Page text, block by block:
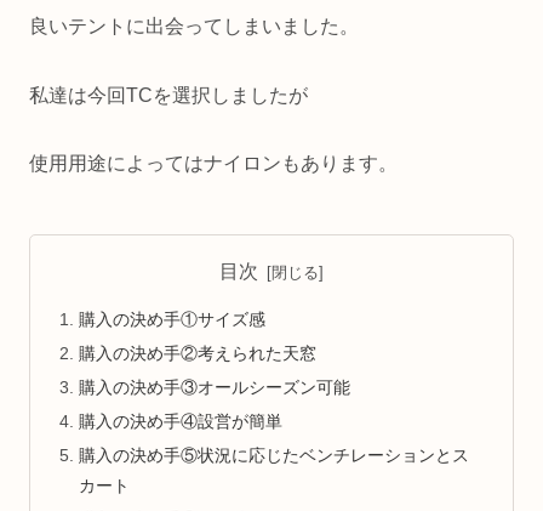
良いテントに出会ってしまいました。
私達は今回TCを選択しましたが
使用用途によってはナイロンもあります。
目次
購入の決め手①サイズ感
購入の決め手②考えられた天窓
購入の決め手③オールシーズン可能
購入の決め手④設営が簡単
購入の決め手⑤状況に応じたベンチレーションとス
カート